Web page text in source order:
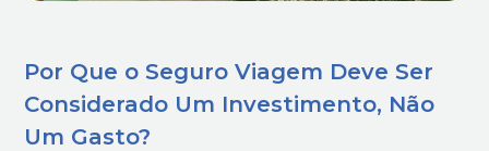
Por Que o Seguro Viagem Deve Ser
Considerado Um Investimento, Não
Um Gasto?